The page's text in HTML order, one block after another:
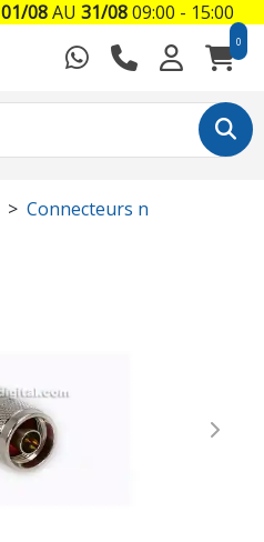
0
Connecteurs n
Next
01/08AU 31/0809:00 - 15:00